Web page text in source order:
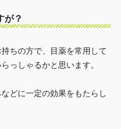
が？
ちの方で、目薬を常用して
っしゃるかと思います。
どに一定の効果をもたらし